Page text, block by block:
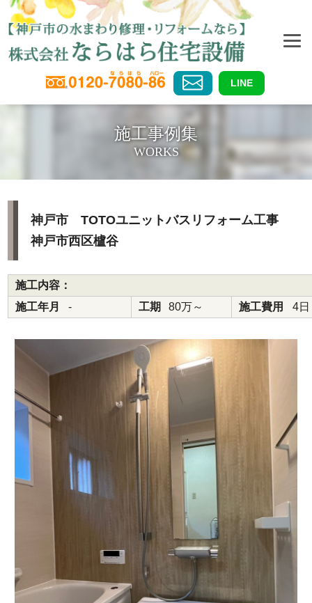
LINE
施工事例集
WORKS
神戸市 TOTOユニットバスリフォーム工事
神戸市西区櫨谷
施工内容：
施工年月
- 工期 80万～ 施工費用 4日